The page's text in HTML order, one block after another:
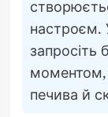
настроєм.
запросіть
моментом,
печива й